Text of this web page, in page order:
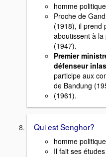
homme
Proche de
(1918), il prend
aboutissent à la
(1947).
Premier
défenseur
participe aux
de Bandung
(1961).
Qui est Senghor?
homme
Il fait ses